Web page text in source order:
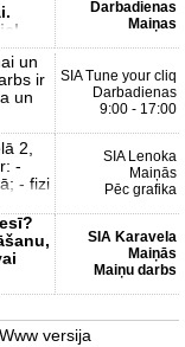
Darbadienas
Maiņas
un
ir
un
SIA Tune your cliq
Darbadienas
9:00 - 17:00
2,
-
- fizi
SIA Lenoka
Maiņās
Pēc grafika
SIA Karavela
Maiņās
Maiņu darbs
Www versija